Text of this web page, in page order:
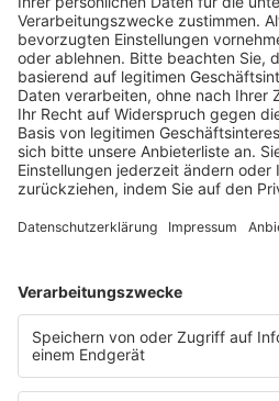
Fachmedien Recht und Wirtschaft
Ein Fachbereich der
dfv Mediengruppe
Mainzer Landstr. 251
60326 Frankfurt am Main
E-Mail:info@ruw.de
Web:https://www.ruw.de
AGB
Datenschutzerklärung
Genderhinweis
Cookie-Einstellungen